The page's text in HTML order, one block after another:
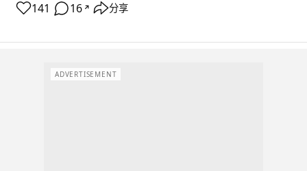
141 16 ↗ 分享
ADVERTISEMENT